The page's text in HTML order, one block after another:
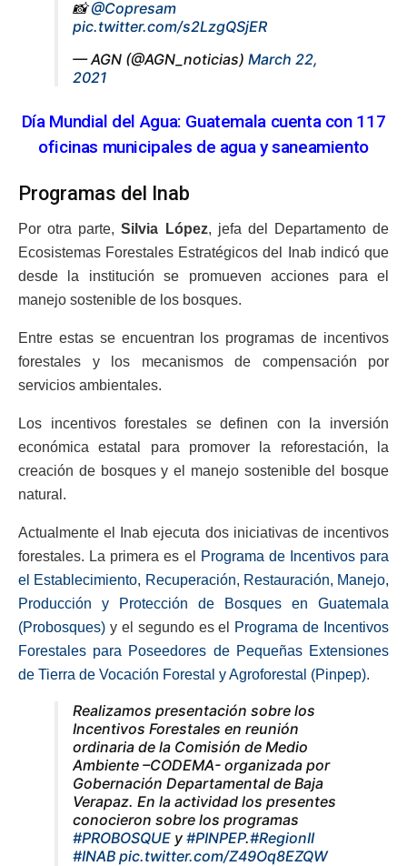
📸@Copresam
pic.twitter.com/s2LzgQSjER
— AGN (@AGN_noticias) March 22,
2021
Día Mundial del Agua: Guatemala cuenta con 117
oficinas municipales de agua y saneamiento
Programas del Inab
Por otra parte,Silvia López, jefa del Departamento de
Ecosistemas Forestales Estratégicos del Inab indicó que
desde la institución se promueven acciones para el
manejo sostenible de los bosques.
Entre estas se encuentran los programas de incentivos
forestales y los mecanismos de compensación por
servicios ambientales.
Los incentivos forestales se definen con la inversión
económica estatal para promover la reforestación, la
creación de bosques y el manejo sostenible del bosque
natural.
Actualmente el Inab ejecuta dos iniciativas de incentivos
forestales. La primera es el
Programa de Incentivos para
el Establecimiento, Recuperación, Restauración, Manejo,
Producción y Protección de Bosques en Guatemala
(Probosques) y el segundo es el
Programa de Incentivos
Forestales para Poseedores de Pequeñas Extensiones
de Tierra de Vocación Forestal y Agroforestal (Pinpep).
Realizamos presentación sobre los
Incentivos Forestales en reunión
ordinaria de la Comisión de Medio
Ambiente –CODEMA- organizada por
Gobernación Departamental de Baja
Verapaz. En la actividad los presentes
conocieron sobre los programas
#PROBOSQUE y #PINPEP.#RegionII
#INAB pic.twitter.com/Z49Oq8EZQW